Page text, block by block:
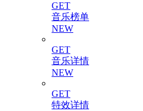
GET
音乐榜单
NEW
GET
音乐详情
NEW
GET
特效详情